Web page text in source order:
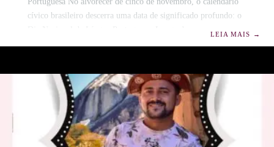
cívico brasileiro descerra uma data de significado profundo: o
Dia Nacional da Língua Portuguesa. Longe de ser uma mera
nacional e o depositário da memória e da cultura que nos
conformam enquanto povo. É o momento de reverenciar o
idioma que, nas palavras imortais do bardo
LEIA MAIS →